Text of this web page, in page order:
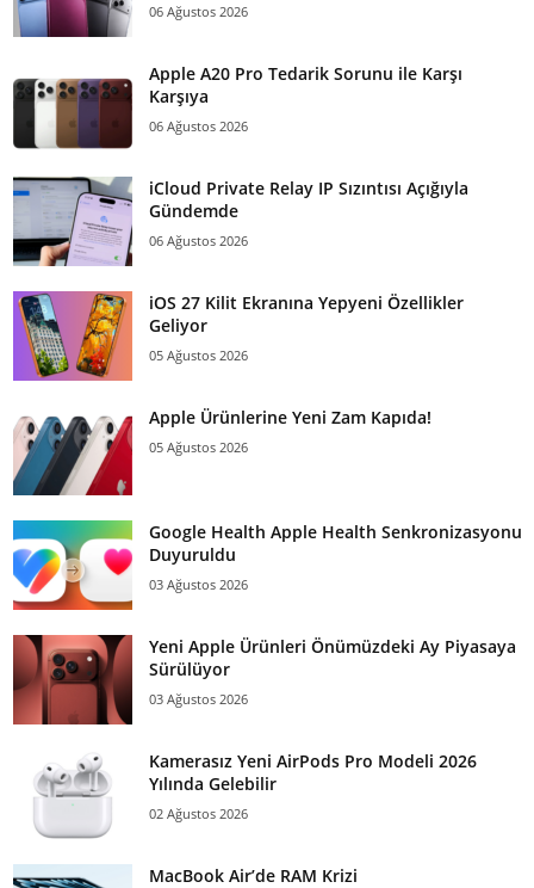
06 Ağustos 2026
Apple A20 Pro Tedarik Sorunu ile Karşı
Karşıya
06 Ağustos 2026
iCloud Private Relay IP Sızıntısı Açığıyla
Gündemde
06 Ağustos 2026
iOS 27 Kilit Ekranına Yepyeni Özellikler
Geliyor
05 Ağustos 2026
Apple Ürünlerine Yeni Zam Kapıda!
05 Ağustos 2026
Google Health Apple Health Senkronizasyonu
Duyuruldu
03 Ağustos 2026
Yeni Apple Ürünleri Önümüzdeki Ay Piyasaya
Sürülüyor
03 Ağustos 2026
Kamerasız Yeni AirPods Pro Modeli 2026
Yılında Gelebilir
02 Ağustos 2026
MacBook Air’de RAM Krizi